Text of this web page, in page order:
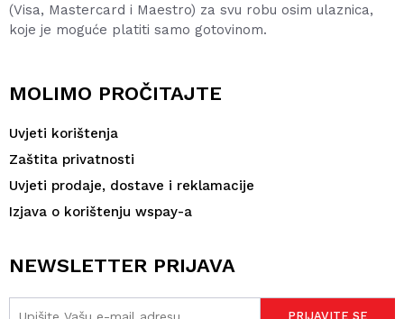
(Visa, Mastercard i Maestro) za svu robu osim ulaznica,
koje je moguće platiti samo gotovinom.
MOLIMO PROČITAJTE
Uvjeti korištenja
Zaštita privatnosti
Uvjeti prodaje, dostave i reklamacije
Izjava o korištenju wspay-a
NEWSLETTER PRIJAVA